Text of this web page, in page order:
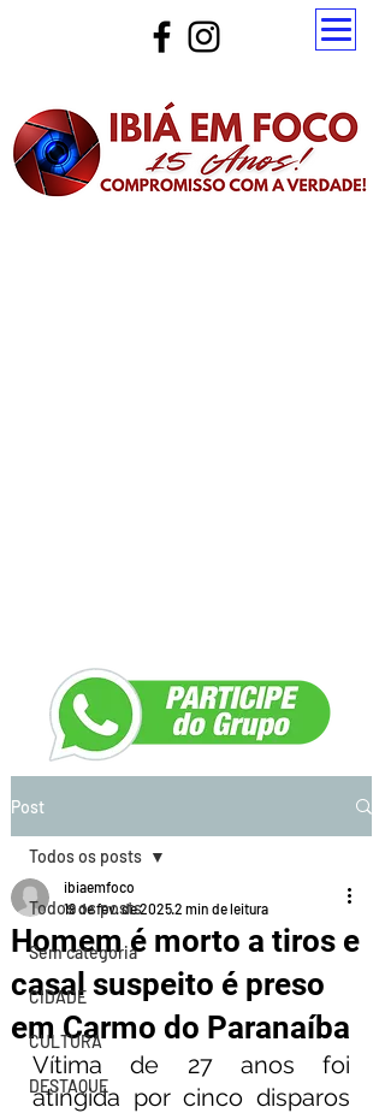
Post
Todos os posts
Sem categoria
CIDADE
CULTURA
DESTAQUE
Todos os posts
Homem é morto a tiros e
casal suspeito é preso
em Carmo do Paranaíba
ibiaemfoco
19 de fev. de 20252 min de leitura
Vítima de 27 anos foi
atingida por cinco disparos